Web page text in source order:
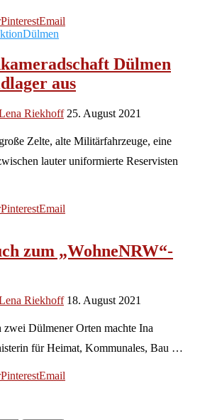
PinterestEmail
Dülmen
Dülmen
aus
Riekhoff 25. August 2021
Zelte, alte Militärfahrzeuge, eine
lauter uniformierte Reservisten
PinterestEmail
zum „WohneNRW“-
Riekhoff 18. August 2021
Dülmener Orten machte Ina
für Heimat, Kommunales, Bau …
PinterestEmail